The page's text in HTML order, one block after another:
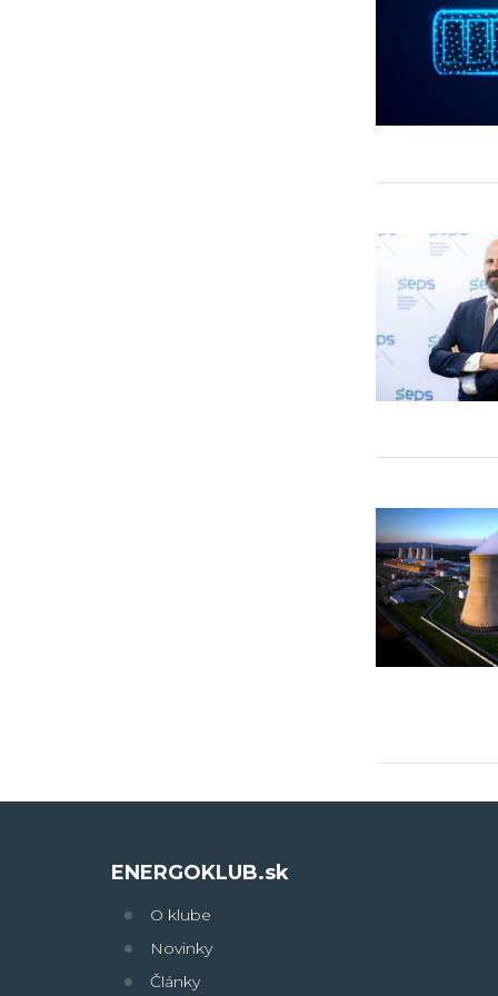
ENERGOKLUB.sk
O klube
Novinky
Články